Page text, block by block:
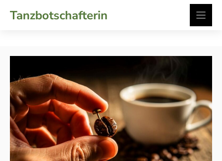
InhaltTanzbotschafterin